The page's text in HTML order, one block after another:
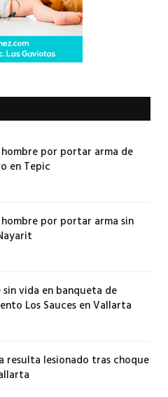
hombre por portar arma de
en Tepic
hombre por portar arma sin
sin vida en banqueta de
Los Sauces en Vallarta
resulta lesionado tras choque